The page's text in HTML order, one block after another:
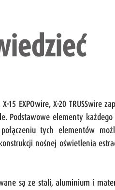
15 EXPOwire, X-20 TRUSSwire
Podstawowe elementy
tych elementów
nośnej oświetlenia
są ze stali, aluminium i